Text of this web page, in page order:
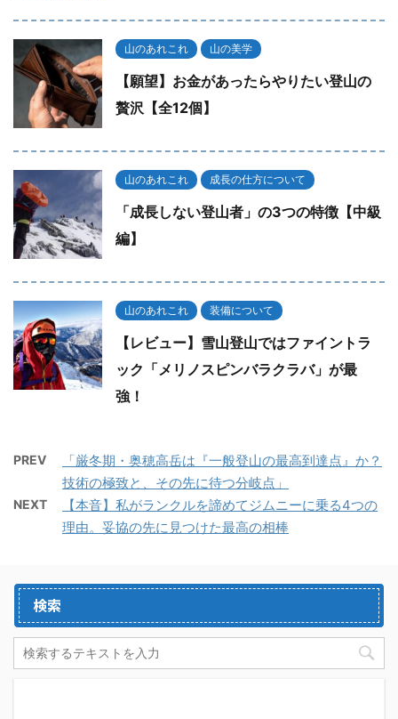
山のあれこれ 山の美学
【願望】お金があったらやりたい登山の
贅沢【全12個】
山のあれこれ 成長の仕方について
「成長しない登山者」の3つの特徴【中級
編】
山のあれこれ 装備について
【レビュー】雪山登山ではファイントラ
ック「メリノスピンバラクラバ」が最
強！
PREV
「厳冬期・奥穂高岳は『一般登山の最高到達点』か？
技術の極致と、その先に待つ分岐点」
NEXT
【本音】私がランクルを諦めてジムニーに乗る4つの
理由。妥協の先に見つけた最高の相棒
検索